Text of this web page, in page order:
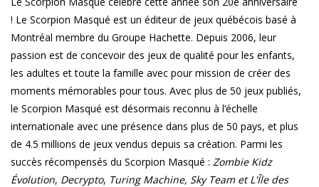
! Le Scorpion Masqué est un éditeur de jeux québécois basé à
Montréal membre du Groupe Hachette. Depuis 2006, leur
passion est de concevoir des jeux de qualité pour les enfants,
les adultes et toute la famille avec pour mission de créer des
moments mémorables pour tous. Avec plus de 50 jeux publiés,
le Scorpion Masqué est désormais reconnu à l’échelle
internationale avec une présence dans plus de 50 pays, et plus
de 4.5 millions de jeux vendus depuis sa création. Parmi les
succès récompensés du Scorpion Masqué : Zombie Kidz
Évolution, Decrypto, Turing Machine, Sky Team et L'Île des